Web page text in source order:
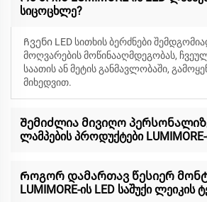
სიცოცხლე?
Ჩვენი LED სითხის ბერძნები
მოღვარების მოწინააღმდეგობას,
საათის ან მეტის განმავლობაში,
მიხედვით.
Შემიძლია მივიღო
ლამპების პროდუქტები LUMIMORE-
Როგორ დამართავ წესიერ
LUMIMORE-ის LED საშუქი ლეიკის